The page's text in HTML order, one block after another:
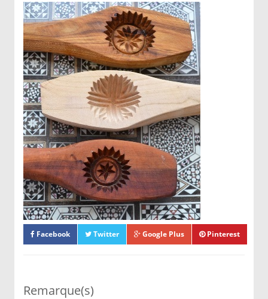
Préparation Gâteaux
fourrées aux dattes -
Maamoul:
Dans un ustensile en verre, mettre le
beurre, le sucre, la crème fraiche. Bien
mélanger. Ajouter l'huile, puis 1/2 verre
l'eau de fleur d'oranger, puis la farine
progressivement jusqu'à obtention d'une
pâte molle.
Dans un saladier, mettre les dattes moulues,
le sésame grillé et moulu, les noisettes, la
cannelle, la gomme arabique puis l'eau de
fleur d'oranger et le beurre. Bien mélanger.
Confectionner des petites boulettes,
réserver.
Facebook Twitter Google Plus Pinterest
Remarque(s)